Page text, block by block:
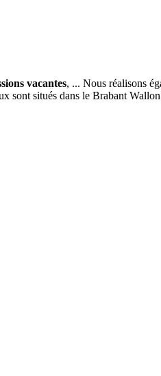
vacantes, ... Nous réalisons
sont situés dans le Brabant